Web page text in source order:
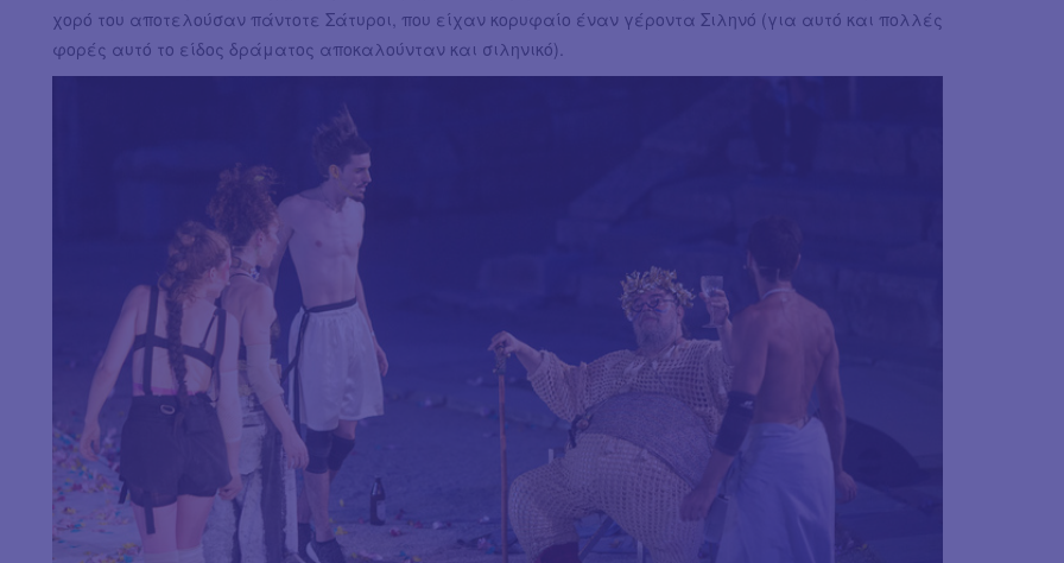
χορό του αποτελούσαν πάντοτε Σάτυροι, που είχαν κορυφαίο έναν γέροντα Σιληνό (για αυτό και πολλές
φορές αυτό το είδος δράματος αποκαλούνταν και σιληνικό).